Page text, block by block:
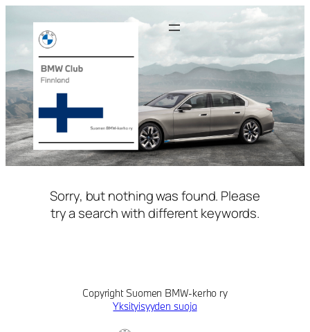
sisältöön
Sorry, but nothing was found. Please
try a search with different keywords.
Copyright Suomen BMW-kerho ry
Yksityisyyden suoja